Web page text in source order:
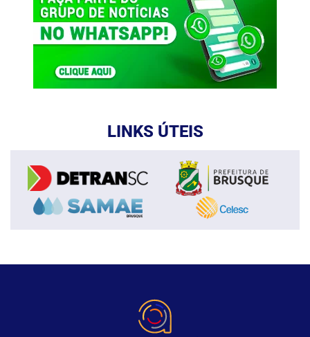
LINKS ÚTEIS